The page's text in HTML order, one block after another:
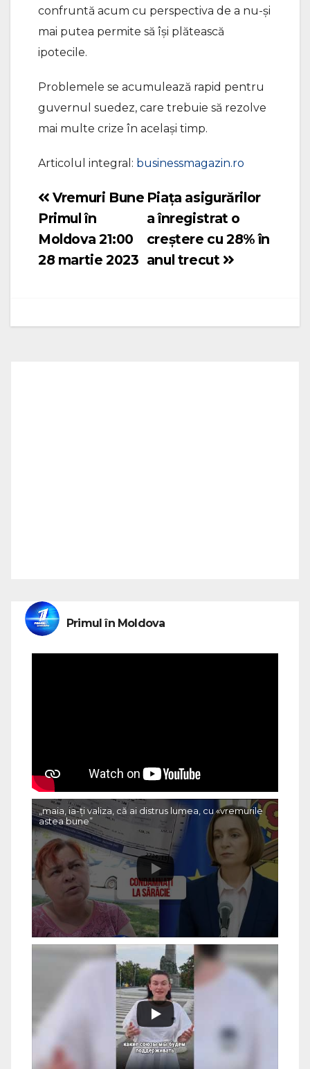
confruntă acum cu perspectiva de a nu-şi
mai putea permite să îşi plătească
ipotecile.
Problemele se acumulează rapid pentru
guvernul suedez, care trebuie să rezolve
mai multe crize în acelaşi timp.
Articolul integral: businessmagazin.ro
Navigare
în
articole
Piața asigurărilor
a înregistrat o
creștere cu 28% în
anul trecut
Vremuri Bune
Primul în
Moldova 21:00
28 martie 2023
Primul în Moldova
„maia, ia-ți valiza, că ai distrus lumea, cu «vremurile
astea bune”